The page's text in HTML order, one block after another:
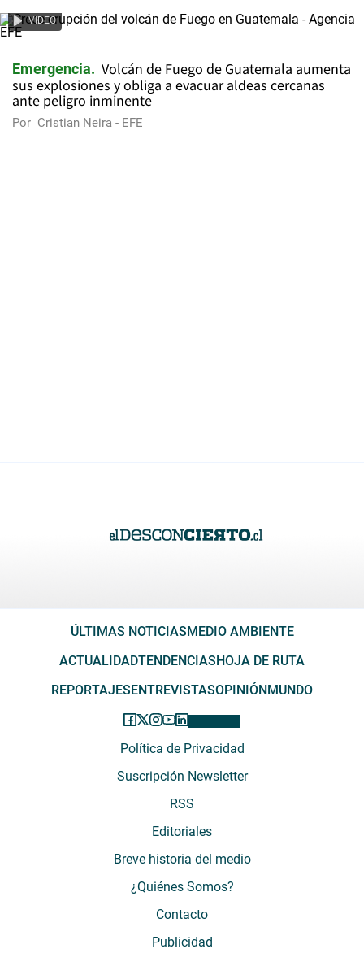
VIDEO
Emergencia
Volcán de Fuego de Guatemala aumenta
sus explosiones y obliga a evacuar aldeas cercanas
ante peligro inminente
Por Cristian Neira - EFE
ÚLTIMAS NOTICIASMEDIO AMBIENTE
ACTUALIDADTENDENCIASHOJA DE RUTA
REPORTAJESENTREVISTASOPINIÓNMUNDO
Política de Privacidad
Suscripción Newsletter
RSS
Editoriales
Breve historia del medio
¿Quiénes Somos?
Contacto
Publicidad